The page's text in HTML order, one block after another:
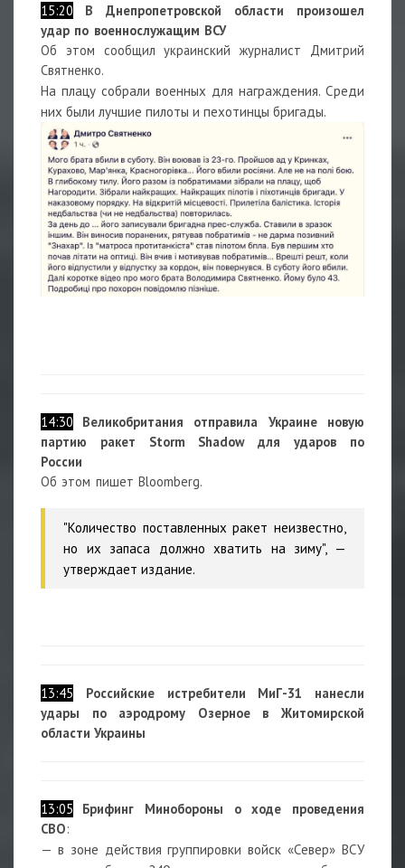
15:20
В Днепропетровской области произошел
удар по военнослужащим ВСУ
Об этом сообщил украинский журналист Дмитрий
Святненко.
На плацу собрали военных для награждения. Среди
них были лучшие пилоты и пехотинцы бригады.
14:30
Великобритания отправила Украине новую
партию ракет Storm Shadow для ударов по
России
Об этом пишет Bloomberg.
"Количество поставленных ракет неизвестно,
но их запаса должно хватить на зиму", —
утверждает издание.
13:45
Российские истребители МиГ-31 нанесли
удары по аэродрому Озерное в Житомирской
области Украины
13:05
Брифинг Минобороны о ходе проведения
СВО:
— в зоне действия группировки войск «Север» ВСУ